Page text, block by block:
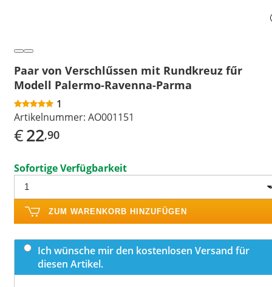
Paar von Verschlűssen mit Rundkreuz fűr
Modell Palermo-Ravenna-Parma
1
Artikelnummer: AO001151
€22,90
Sofortige Verfügbarkeit
ZUM WARENKORB HINZUFÜGEN
Ich wünsche mir den kostenlosen Versand für
diesen Artikel.